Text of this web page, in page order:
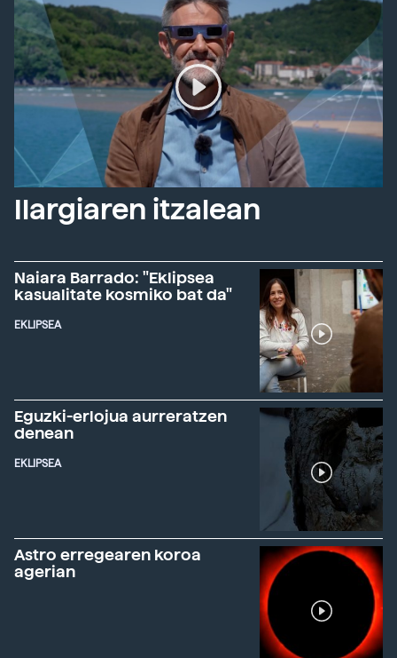
Ilargiaren itzalean
Naiara Barrado: "Eklipsea
kasualitate kosmiko bat da"
EKLIPSEA
Eguzki-erlojua aurreratzen
denean
EKLIPSEA
Astro erregearen koroa
agerian